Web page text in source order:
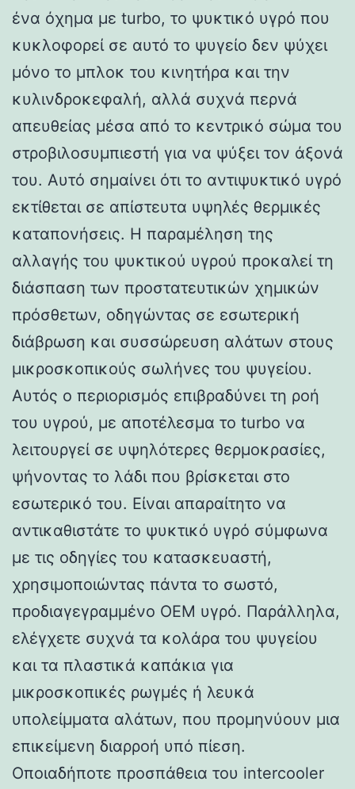
ένα όχημα με turbo, το ψυκτικό υγρό που
κυκλοφορεί σε αυτό το ψυγείο δεν ψύχει
μόνο το μπλοκ του κινητήρα και την
κυλινδροκεφαλή, αλλά συχνά περνά
απευθείας μέσα από το κεντρικό σώμα του
στροβιλοσυμπιεστή για να ψύξει τον άξονά
του. Αυτό σημαίνει ότι το αντιψυκτικό υγρό
εκτίθεται σε απίστευτα υψηλές θερμικές
καταπονήσεις. Η παραμέληση της
αλλαγής του ψυκτικού υγρού προκαλεί τη
διάσπαση των προστατευτικών χημικών
πρόσθετων, οδηγώντας σε εσωτερική
διάβρωση και συσσώρευση αλάτων στους
μικροσκοπικούς σωλήνες του ψυγείου.
Αυτός ο περιορισμός επιβραδύνει τη ροή
του υγρού, με αποτέλεσμα το turbo να
λειτουργεί σε υψηλότερες θερμοκρασίες,
ψήνοντας το λάδι που βρίσκεται στο
εσωτερικό του. Είναι απαραίτητο να
αντικαθιστάτε το ψυκτικό υγρό σύμφωνα
με τις οδηγίες του κατασκευαστή,
χρησιμοποιώντας πάντα το σωστό,
προδιαγεγραμμένο OEM υγρό. Παράλληλα,
ελέγχετε συχνά τα κολάρα του ψυγείου
και τα πλαστικά καπάκια για
μικροσκοπικές ρωγμές ή λευκά
υπολείμματα αλάτων, που προμηνύουν μια
επικείμενη διαρροή υπό πίεση.
Οποιαδήποτε προσπάθεια του intercooler